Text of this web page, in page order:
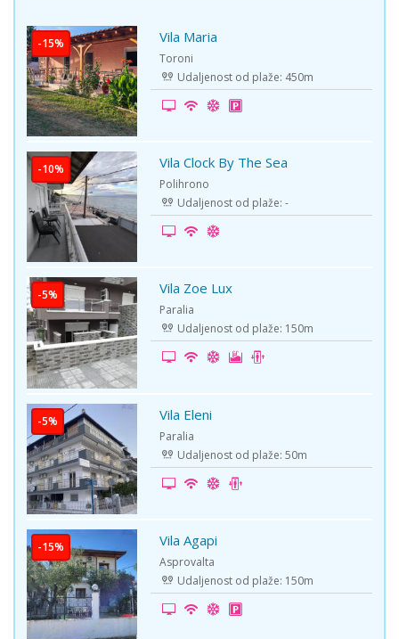
-15% Vila Maria
Toroni
Udaljenost od plaže: 450m
-10% Vila Clock By The Sea
Polihrono
Udaljenost od plaže: -
-5% Vila Zoe Lux
Paralia
Udaljenost od plaže: 150m
-5% Vila Eleni
Paralia
Udaljenost od plaže: 50m
-15% Vila Agapi
Asprovalta
Udaljenost od plaže: 150m